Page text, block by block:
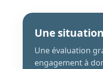
Une
Une évaluation
engagement à